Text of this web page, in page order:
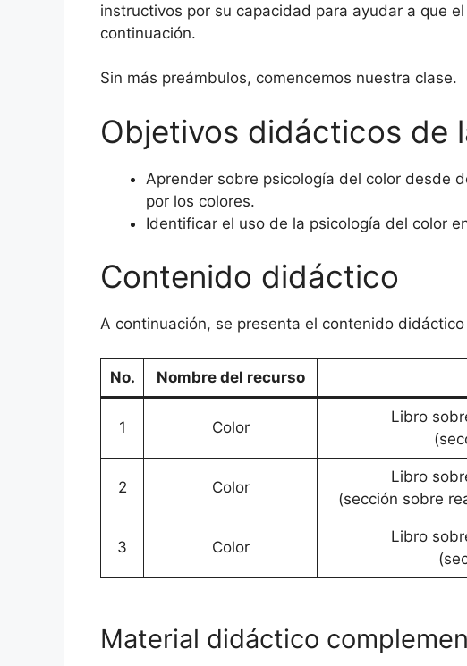
instructivos por su capacidad para ayudar a que
continuación.
Sin más preámbulos, comencemos nuestra clase.
Objetivos didácticos de
Aprender sobre psicología del color desde
por los colores.
Identificar el uso de la psicología del color
Contenido didáctico
A continuación, se presenta el contenido
No. Nombre del recurso
1 Color
Libro
2 Color
Libro
(sección sobre
3 Color
Libro
Material didáctico